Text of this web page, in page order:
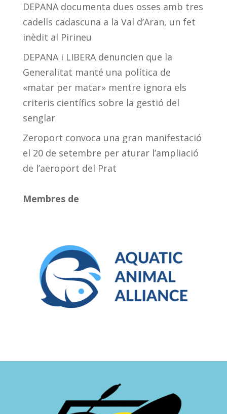
DEPANA documenta dues osses amb tres
cadells cadascuna a la Val d’Aran, un fet
inèdit al Pirineu
DEPANA i LIBERA denuncien que la
Generalitat manté una política de
«matar per matar» mentre ignora els
criteris científics sobre la gestió del
senglar
Zeroport convoca una gran manifestació
el 20 de setembre per aturar l’ampliació
de l’aeroport del Prat
Membres de